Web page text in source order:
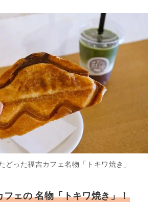
どった福吉カフェ名物「トキワ焼き」
フェの 名物「トキワ焼き」！